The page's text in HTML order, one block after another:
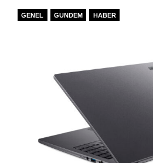
GENEL GUNDEM HABER